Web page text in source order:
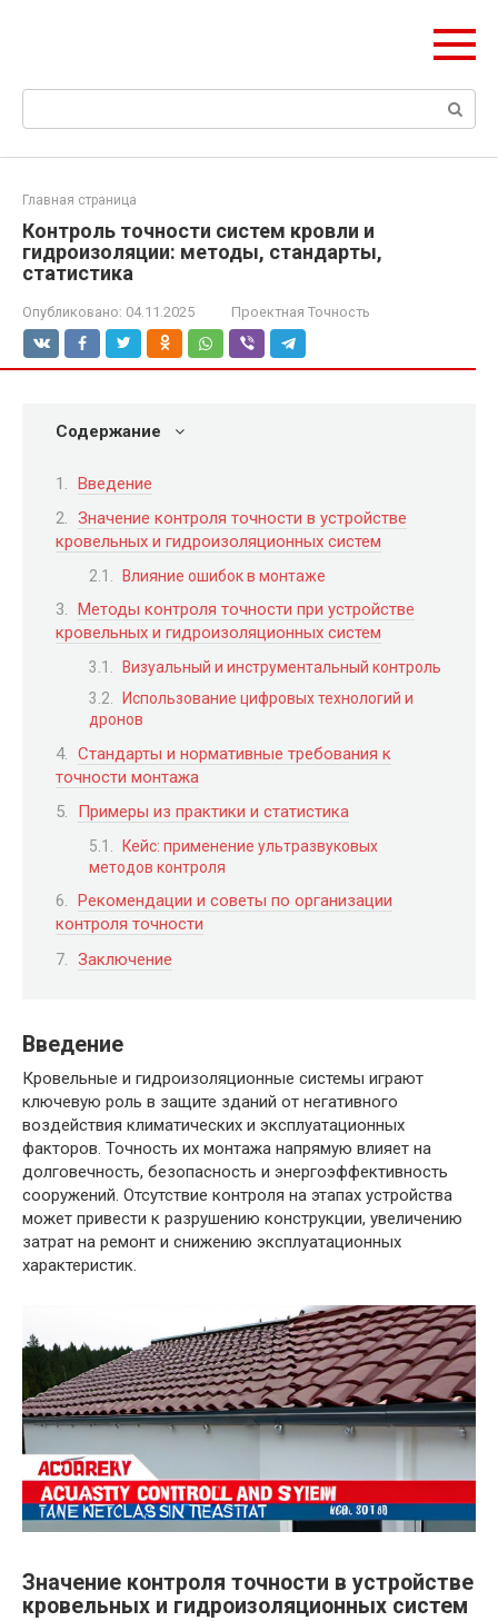
Поиск:
Главная страница
Контроль точности систем кровли и
гидроизоляции: методы, стандарты,
статистика
Опубликовано: 04.11.2025 Проектная Точность
Содержание
Введение
Значение контроля точности в устройстве
кровельных и гидроизоляционных систем
Влияние ошибок в монтаже
Методы контроля точности при устройстве
кровельных и гидроизоляционных систем
Визуальный и инструментальный контроль
Использование цифровых технологий и
дронов
Стандарты и нормативные требования к
точности монтажа
Примеры из практики и статистика
Кейс: применение ультразвуковых
методов контроля
Рекомендации и советы по организации
контроля точности
Заключение
Введение
Кровельные и гидроизоляционные системы играют
ключевую роль в защите зданий от негативного
воздействия климатических и эксплуатационных
факторов. Точность их монтажа напрямую влияет на
долговечность, безопасность и энергоэффективность
сооружений. Отсутствие контроля на этапах устройства
может привести к разрушению конструкции, увеличению
затрат на ремонт и снижению эксплуатационных
характеристик.
Значение контроля точности в устройстве
кровельных и гидроизоляционных систем